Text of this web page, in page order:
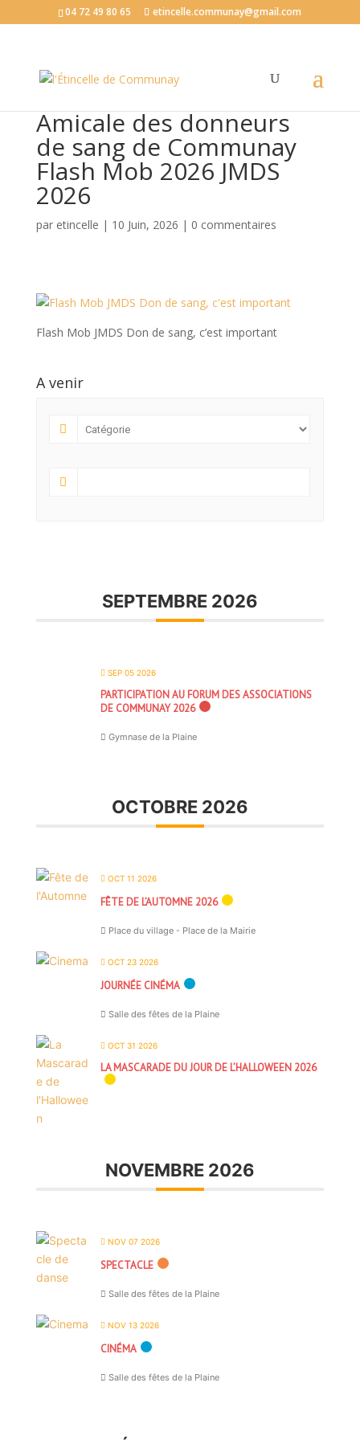
04 72 49 80 65 etincelle.communay@gmail.com
Amicale des donneurs
de sang de Communay
Flash Mob 2026 JMDS
2026
par etincelle | 10 Juin, 2026 | 0 commentaires
Flash Mob JMDS Don de sang, c’est important
A venir
SEPTEMBRE 2026
SEP 05 2026
PARTICIPATION AU FORUM DES ASSOCIATIONS
DE COMMUNAY 2026
Gymnase de la Plaine
OCTOBRE 2026
OCT 11 2026
FÊTE DE L’AUTOMNE 2026
Place du village - Place de la Mairie
OCT 23 2026
JOURNÉE CINÉMA
Salle des fêtes de la Plaine
OCT 31 2026
LA MASCARADE DU JOUR DE L’HALLOWEEN 2026
NOVEMBRE 2026
NOV 07 2026
SPECTACLE
Salle des fêtes de la Plaine
NOV 13 2026
CINÉMA
Salle des fêtes de la Plaine